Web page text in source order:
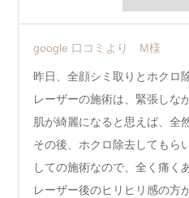
google 口コミより M様
昨日、全顔シミ取りとホクロ
レーザーの施術は、緊張しな
肌が綺麗になると思えば、全
その後、ホクロ除去してもら
しての施術なので、全く痛く
レーザー後のヒリヒリ感の方